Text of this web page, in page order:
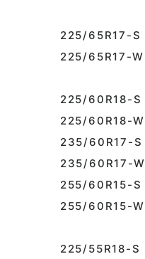
225/65R17-S
225/65R17-W
225/60R18-S
225/60R18-W
235/60R17-S
235/60R17-W
255/60R15-S
255/60R15-W
225/55R18-S